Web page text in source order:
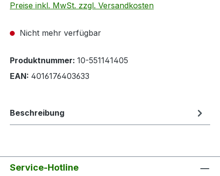
Preise inkl. MwSt. zzgl. Versandkosten
Nicht mehr verfügbar
Produktnummer: 10-551141405
EAN: 4016176403633
Beschreibung
Service-Hotline